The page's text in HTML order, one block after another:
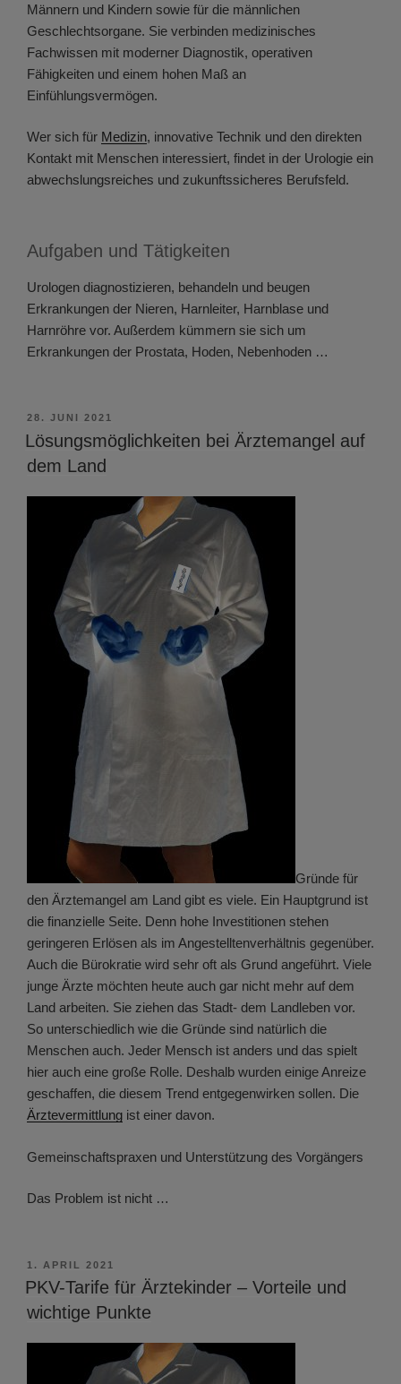
Männern und Kindern sowie für die männlichen
Geschlechtsorgane. Sie verbinden medizinisches
Fachwissen mit moderner Diagnostik, operativen
Fähigkeiten und einem hohen Maß an
Einfühlungsvermögen.
Wer sich für Medizin, innovative Technik und den direkten
Kontakt mit Menschen interessiert, findet in der Urologie ein
abwechslungsreiches und zukunftssicheres Berufsfeld.
Aufgaben und Tätigkeiten
Urologen diagnostizieren, behandeln und beugen
Erkrankungen der Nieren, Harnleiter, Harnblase und
Harnröhre vor. Außerdem kümmern sie sich um
Erkrankungen der Prostata, Hoden, Nebenhoden …
VERÖFFENTLICHT
AM
28. JUNI 2021
Lösungsmöglichkeiten bei Ärztemangel auf
dem Land
Gründe für
den Ärztemangel am Land gibt es viele. Ein Hauptgrund ist
die finanzielle Seite. Denn hohe Investitionen stehen
geringeren Erlösen als im Angestelltenverhältnis gegenüber.
Auch die Bürokratie wird sehr oft als Grund angeführt. Viele
junge Ärzte möchten heute auch gar nicht mehr auf dem
Land arbeiten. Sie ziehen das Stadt- dem Landleben vor.
So unterschiedlich wie die Gründe sind natürlich die
Menschen auch. Jeder Mensch ist anders und das spielt
hier auch eine große Rolle. Deshalb wurden einige Anreize
geschaffen, die diesem Trend entgegenwirken sollen. Die
Ärztevermittlung ist einer davon.
Gemeinschaftspraxen und Unterstützung des Vorgängers
Das Problem ist nicht …
VERÖFFENTLICHT
AM
1. APRIL 2021
PKV-Tarife für Ärztekinder – Vorteile und
wichtige Punkte